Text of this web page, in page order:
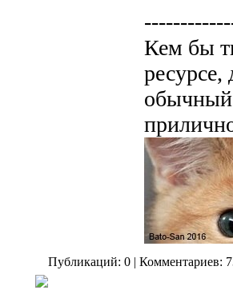
Кем бы
обычный
Публикаций: 0 | Комментариев: